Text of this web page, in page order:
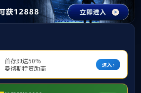
网站首页 高职部概况
继续教育